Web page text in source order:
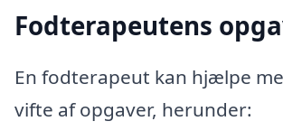
Fodterapeutens
En fodterapeut kan hjælpe
vifte af opgaver, herunder: